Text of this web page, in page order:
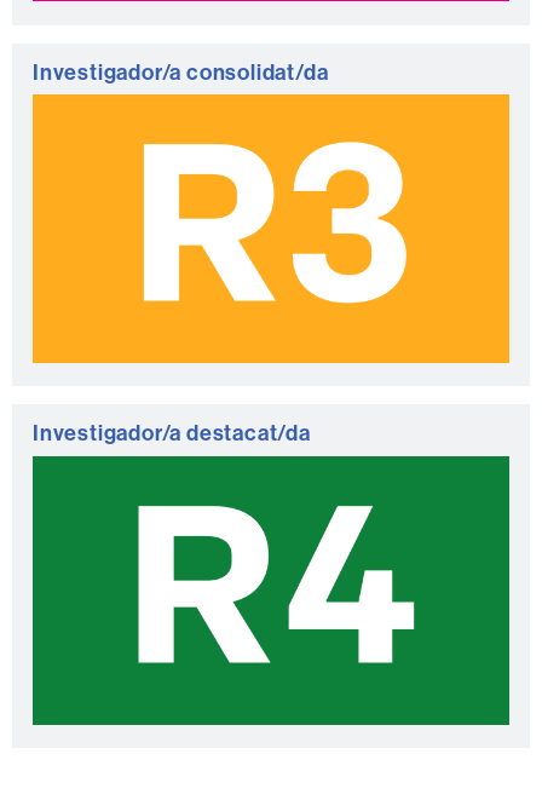
Investigador/a consolidat/da
Investigador/a destacat/da